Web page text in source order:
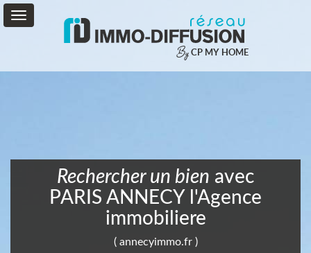
By CP MY HOME
+
Rechercher un bien avec
PARIS ANNECY l'Agence
immobiliere
( annecyimmo.fr )